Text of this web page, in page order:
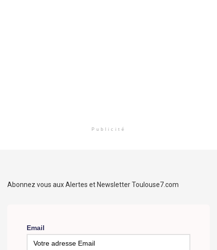
Publicité
Abonnez vous aux Alertes et Newsletter Toulouse7.com
Email